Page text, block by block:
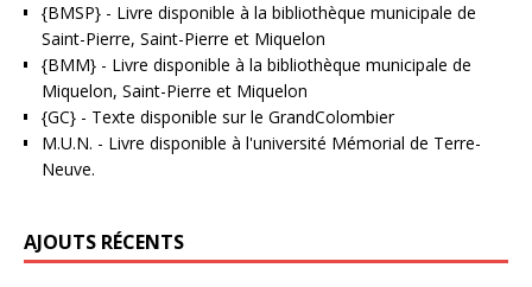
{BMSP} - Livre disponible à la bibliothèque municipale de
Saint-Pierre, Saint-Pierre et Miquelon
{BMM} - Livre disponible à la bibliothèque municipale de
Miquelon, Saint-Pierre et Miquelon
{GC} - Texte disponible sur le GrandColombier
M.U.N. - Livre disponible à l'université Mémorial de Terre-
Neuve.
AJOUTS RÉCENTS